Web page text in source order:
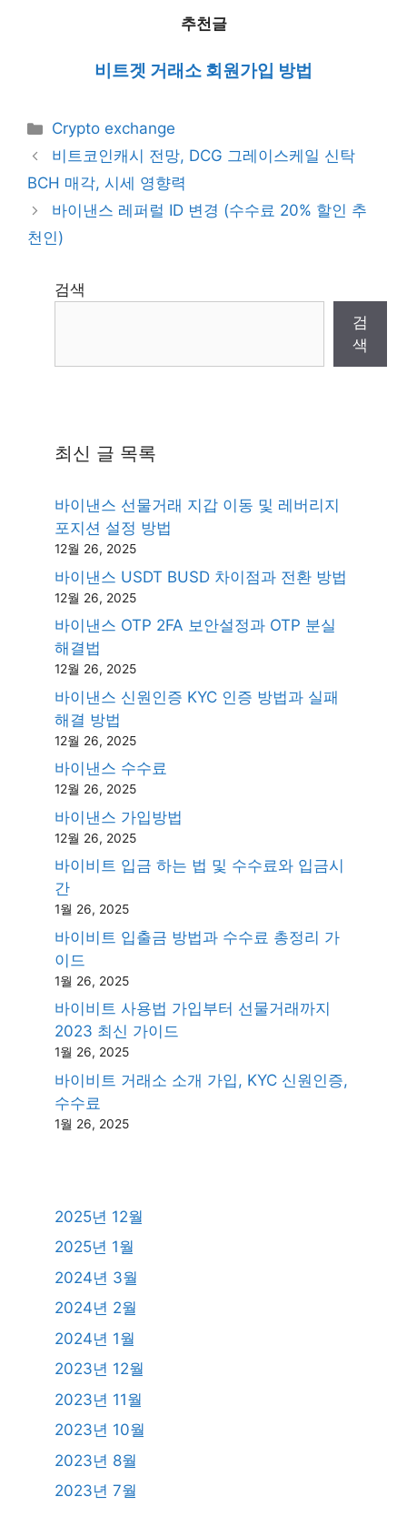
추천글
비트겟 거래소 회원가입 방법
Categories
Crypto exchange
비트코인캐시 전망, DCG 그레이스케일 신탁
BCH 매각, 시세 영향력
바이낸스 레퍼럴 ID 변경 (수수료 20% 할인 추
천인)
검색
검
색
최신 글 목록
바이낸스 선물거래 지갑 이동 및 레버리지
포지션 설정 방법
12월 26, 2025
바이낸스 USDT BUSD 차이점과 전환 방법
12월 26, 2025
바이낸스 OTP 2FA 보안설정과 OTP 분실
해결법
12월 26, 2025
바이낸스 신원인증 KYC 인증 방법과 실패
해결 방법
12월 26, 2025
바이낸스 수수료
12월 26, 2025
바이낸스 가입방법
12월 26, 2025
바이비트 입금 하는 법 및 수수료와 입금시
간
1월 26, 2025
바이비트 입출금 방법과 수수료 총정리 가
이드
1월 26, 2025
바이비트 사용법 가입부터 선물거래까지
2023 최신 가이드
1월 26, 2025
바이비트 거래소 소개 가입, KYC 신원인증,
수수료
1월 26, 2025
2025년 12월
2025년 1월
2024년 3월
2024년 2월
2024년 1월
2023년 12월
2023년 11월
2023년 10월
2023년 8월
2023년 7월